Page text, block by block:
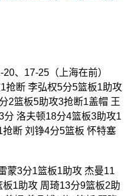
、17-25（上海在前）
抢断 李弘权5分5篮板1助攻
2篮板5助攻3抢断1盖帽 王
洛夫顿18分4篮板3助攻1
断 刘铮4分5篮板 怀特塞
蒙3分1篮板1助攻 杰曼11
1助攻 周琦13分9篮板2助